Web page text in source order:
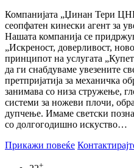
Компанијата „Џинан Тери
сеопфатен кинески агент за
Нашата компанија се
„Искреност, доверливост,
принципот на услугата
да ги снабдуваме увезените
претпријатија за механичка
занимава со низа стружење,
системи за ножеви плочи,
дупчење. Имаме светски
со долгогодишно искуство…
Прикажи повеќе
+